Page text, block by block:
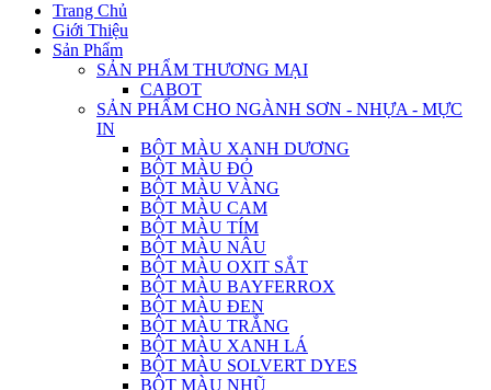
Trang Chủ
Giới Thiệu
Sản Phẩm
SẢN PHẨM THƯƠNG MẠI
CABOT
SẢN PHẨM CHO NGÀNH SƠN - NHỰA - MỰC
IN
BỘT MÀU XANH DƯƠNG
BỘT MÀU ĐỎ
BỘT MÀU VÀNG
BỘT MÀU CAM
BỘT MÀU TÍM
BỘT MÀU NÂU
BỘT MÀU OXIT SẮT
BỘT MÀU BAYFERROX
BỘT MÀU ĐEN
BỘT MÀU TRẮNG
BỘT MÀU XANH LÁ
BỘT MÀU SOLVERT DYES
BỘT MÀU NHŨ